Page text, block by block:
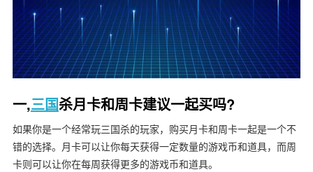
一,三国杀月卡和周卡建议一起买吗?
如果你是一个经常玩三国杀的玩家，购买月卡和周卡一起是一个不
错的选择。月卡可以让你每天获得一定数量的游戏币和道具，而周
卡则可以让你在每周获得更多的游戏币和道具。